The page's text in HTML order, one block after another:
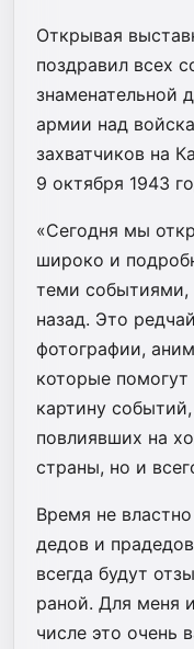
Открывая
поздравил всех
знаменательной
армии над
захватчиков на
9 октября 1943
«Сегодня мы
широко и
теми событиями,
назад. Это
фотографии,
которые помогут
картину
повлиявших на
страны, но и
Время не
дедов и
всегда будут
раной. Для меня
числе это очень